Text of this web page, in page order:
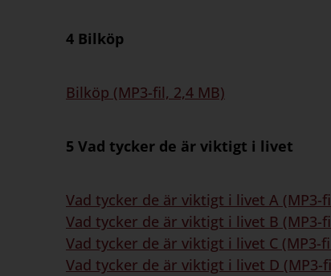
4 Bilköp
Bilköp (MP3-fil, 2,4 MB)
5 Vad tycker de är viktigt i livet
Vad tycker de är viktigt i livet A (MP3-
Vad tycker de är viktigt i livet B (MP3-
Vad tycker de är viktigt i livet C (MP3-
Vad tycker de är viktigt i livet D (MP3-